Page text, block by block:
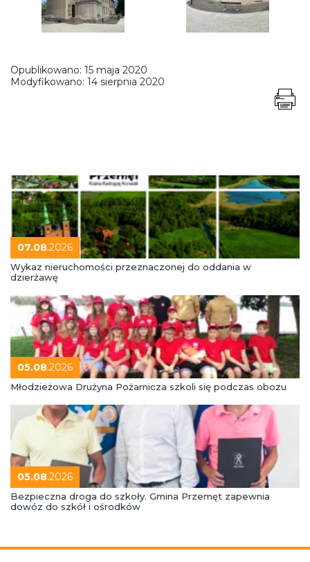
Opublikowano: 15 maja 2020
Modyfikowano: 14 sierpnia 2020
07.08.2026
Wykaz nieruchomości przeznaczonej do oddania w
dzierżawę
05.08.2026
Młodzieżowa Drużyna Pożarnicza szkoli się podczas obozu
05.08.2026
Bezpieczna droga do szkoły. Gmina Przemęt zapewnia
dowóz do szkół i ośrodków